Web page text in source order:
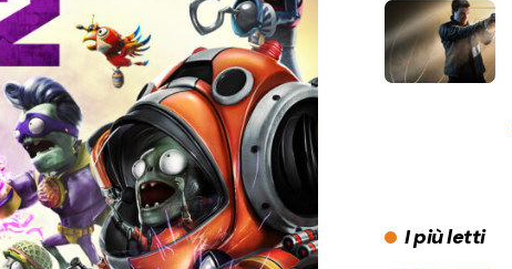
I più letti